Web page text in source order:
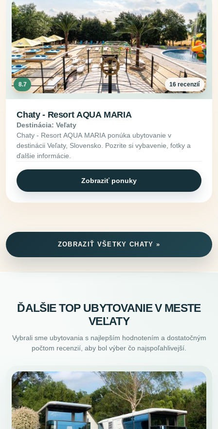
8.7 16 recenzií
Chaty - Resort AQUA MARIA
Destinácia: Veľaty
Chaty - Resort AQUA MARIA ponúka ubytovanie v
destinácii Veľaty, Slovensko. Pozrite si vybavenie, fotky a
ďalšie informácie.
Zobraziť ponuky
ZOBRAZIŤ VŠETKY CHATY »
ĎALŠIE TOP UBYTOVANIE V MESTE
VEĽATY
Vybrali sme ubytovania s najlepším hodnotením a dostatočným
počtom recenzií, aby bol výber čo najspoľahlivejší.